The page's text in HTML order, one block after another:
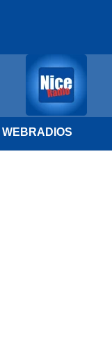
WEBRADIOS